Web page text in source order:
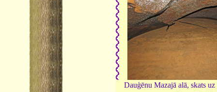
Dauģēnu Mazajā alā, skats